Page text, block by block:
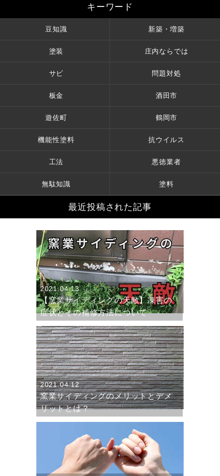
キーワード
豆知識 新築・増築
塗装 庄内ならでは
サビ 問題対処
板金 酒田市
遊佐町 鶴岡市
機能性塗料 抗ウイルス
工法 悪徳業者
無駄知識 塗料
最近投稿された記事
2021.04.13
【窯業サイディングの天敵】凍害の
症状とその補修方法について
2021.04.12
窯業サイディングのメリットとデメ
リットとは？